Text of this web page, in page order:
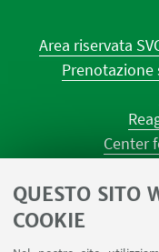
QUESTO SITO
COOKIE
Area riservata
Center